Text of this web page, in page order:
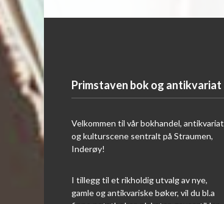
Primstaven bok og antikvariat
Velkommen til vår bokhandel, antikvariat
og kulturscene sentralt på Straumen,
Inderøy!
I tillegg til et rikholdig utvalg av nye,
gamle og antikvariske bøker, vil du bl.a